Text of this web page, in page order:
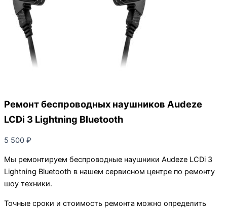
Ремонт беспроводных наушников Audeze
LCDi 3 Lightning Bluetooth
5 500 ₽
Мы ремонтируем беспроводные наушники Audeze LCDi 3
Lightning Bluetooth в нашем сервисном центре по ремонту
шоу техники.
Точные сроки и стоимость ремонта можно определить